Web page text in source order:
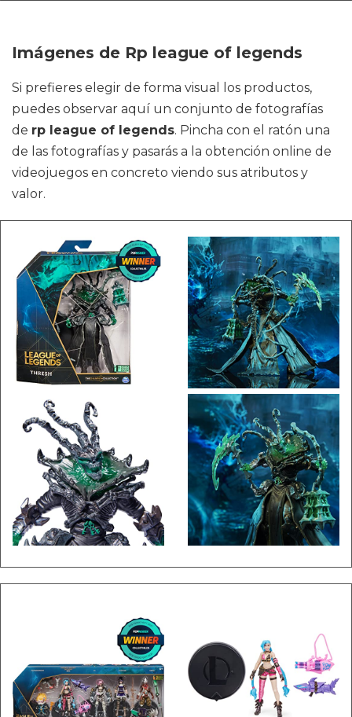
Imágenes de Rp league of legends
Si prefieres elegir de forma visual los productos,
puedes observar aquí un conjunto de fotografías
de rp league of legends. Pincha con el ratón una
de las fotografías y pasarás a la obtención online de
videojuegos en concreto viendo sus atributos y
valor.